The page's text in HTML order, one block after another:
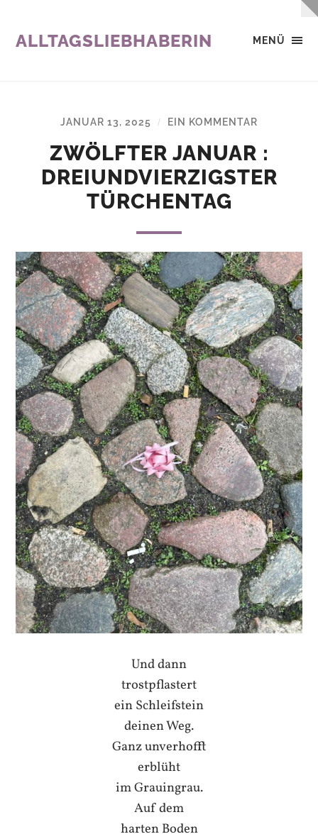
MENÜ
ALLTAGSLIEBHABERIN
JANUAR 13, 2025 / EIN KOMMENTAR
ZWÖLFTER JANUAR :
DREIUNDVIERZIGSTER
TÜRCHENTAG
Und dann
trostpflastert
ein Schleifstein
deinen Weg.
Ganz unverhofft
erblüht
im Grauingrau.
Auf dem
harten Boden